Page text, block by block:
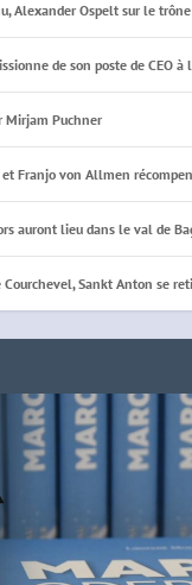
Alexander Ospelt sur le
de son poste de CEO à
Mirjam Puchner
Franjo von Allmen
auront lieu dans le val de
Courchevel, Sankt Anton se